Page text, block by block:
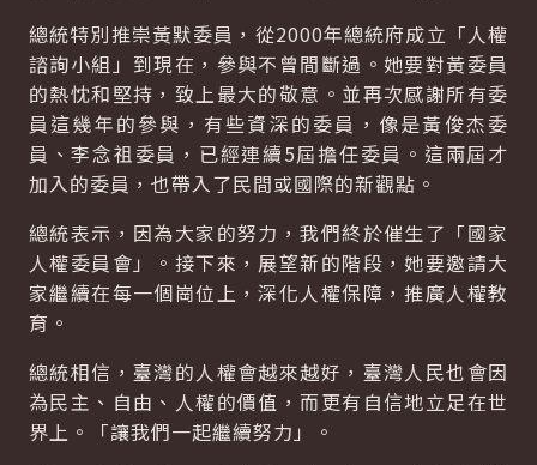
總統特別推崇黃默委員，從2000年總統府成立「人權
諮詢小組」到現在，參與不曾間斷過。她要對黃委員
的熱忱和堅持，致上最大的敬意。並再次感謝所有委
員這幾年的參與，有些資深的委員，像是黃俊杰委
員、李念祖委員，已經連續5屆擔任委員。這兩屆才
加入的委員，也帶入了民間或國際的新觀點。
總統表示，因為大家的努力，我們終於催生了「國家
人權委員會」。接下來，展望新的階段，她要邀請大
家繼續在每一個崗位上，深化人權保障，推廣人權教
育。
總統相信，臺灣的人權會越來越好，臺灣人民也會因
為民主、自由、人權的價值，而更有自信地立足在世
界上。「讓我們一起繼續努力」。